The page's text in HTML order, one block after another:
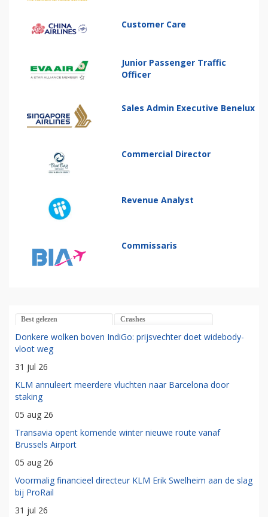
Customer Care
Junior Passenger Traffic
Officer
Sales Admin Executive Benelux
Commercial Director
Revenue Analyst
Commissaris
Best gelezen Crashes
Donkere wolken boven IndiGo: prijsvechter doet widebody-
vloot weg
31 jul 26
KLM annuleert meerdere vluchten naar Barcelona door
staking
05 aug 26
Transavia opent komende winter nieuwe route vanaf
Brussels Airport
05 aug 26
Voormalig financieel directeur KLM Erik Swelheim aan de slag
bij ProRail
31 jul 26